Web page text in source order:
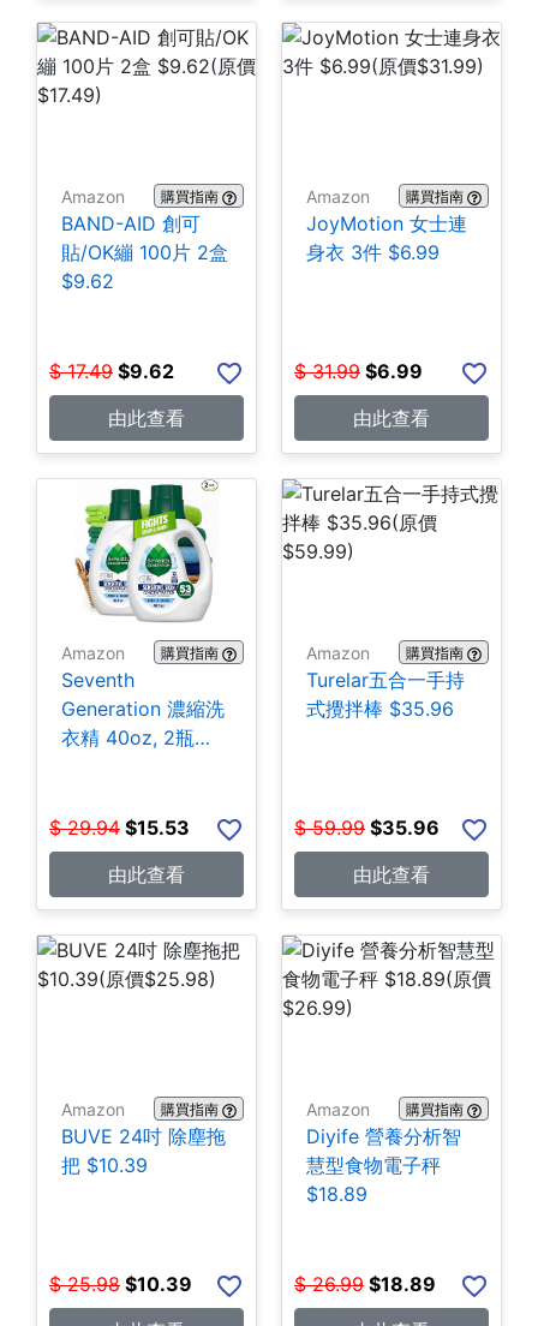
Amazon 購買指南
BAND-AID 創可
貼/OK繃 100片 2盒
$9.62
$ 17.49 $9.62
由此查看
Amazon 購買指南
JoyMotion 女士連
身衣 3件 $6.99
$ 31.99 $6.99
由此查看
Amazon 購買指南
Seventh
Generation 濃縮洗
衣精 40oz, 2瓶
$ 29.94 $15.53
由此查看
Amazon 購買指南
Turelar五合一手持
式攪拌棒 $35.96
$ 59.99 $35.96
由此查看
Amazon 購買指南
BUVE 24吋 除塵拖
把 $10.39
$ 25.98 $10.39
Amazon 購買指南
Diyife 營養分析智
慧型食物電子秤
$18.89
$ 26.99 $18.89